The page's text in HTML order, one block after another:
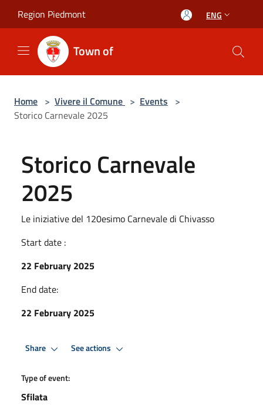
Region Piedmont ENG
Town of
Home > Vivere il Comune > Events >
Storico Carnevale 2025
Storico Carnevale
2025
Le iniziative del 120esimo Carnevale di Chivasso
Start date :
22 February 2025
End date:
22 February 2025
Share See actions
Type of event:
Sfilata